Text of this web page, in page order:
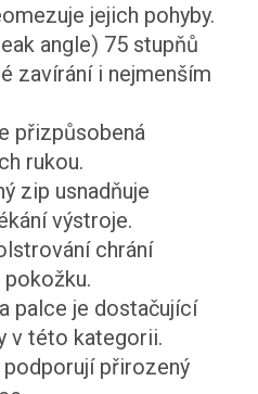
jejich pohyby.
angle) 75 stupňů
zavírání i nejmenším
přizpůsobená
rukou.
zip usnadňuje
výstroje.
chrání
palce je dostačující
v této kategorii.
přirozený